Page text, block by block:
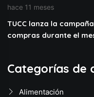
hace 11 meses
TUCC lanza la
compras durante el
Categorías de
Alimentación